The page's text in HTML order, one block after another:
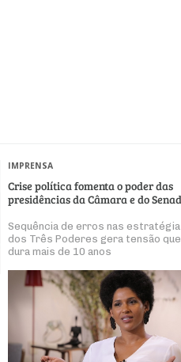
IMPRENSA
Crise política fomenta o poder das
presidências da Câmara e do
Sequência de erros nas
dos Três Poderes gera tensão que
dura mais de 10 anos